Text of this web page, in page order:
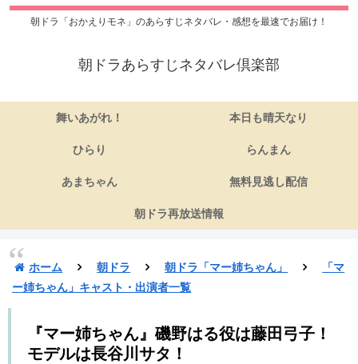
朝ドラ「おかえりモネ」のあらすじネタバレ・感想を最速でお届け！
朝ドラあらすじネタバレ倶楽部
舞いあがれ！ 本日も晴天なり
ひらり らんまん
あまちゃん 無料見逃し配信
朝ドラ再放送情報
ホーム 朝ドラ 朝ドラ「マー姉ちゃん」
「マ
ー姉ちゃん」キャスト・出演者一覧
『マー姉ちゃん』磯野はる役は藤田弓子！
モデルは長谷川サタ！